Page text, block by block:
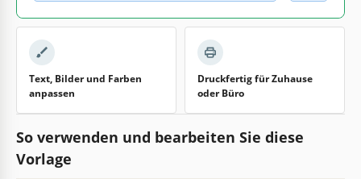
Text, Bilder und Farben
anpassen
Druckfertig für Zuhause
oder Büro
So verwenden und bearbeiten Sie diese
Vorlage